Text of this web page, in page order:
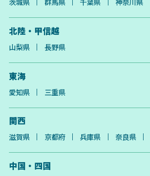
北陸・甲信越
山梨県 長野県
東海
愛知県 三重県
関西
滋賀県 京都府 兵庫県 奈良県
中国・四国